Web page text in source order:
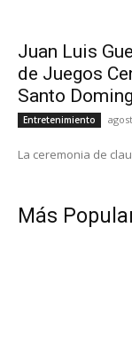
Juan Luis
de Juegos
Santo
Entretenimiento
La ceremonia de
Más